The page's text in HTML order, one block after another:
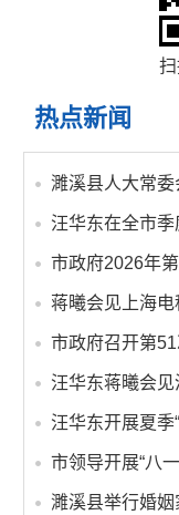
热点新闻
蒋曦会见上海电
市政府召开第